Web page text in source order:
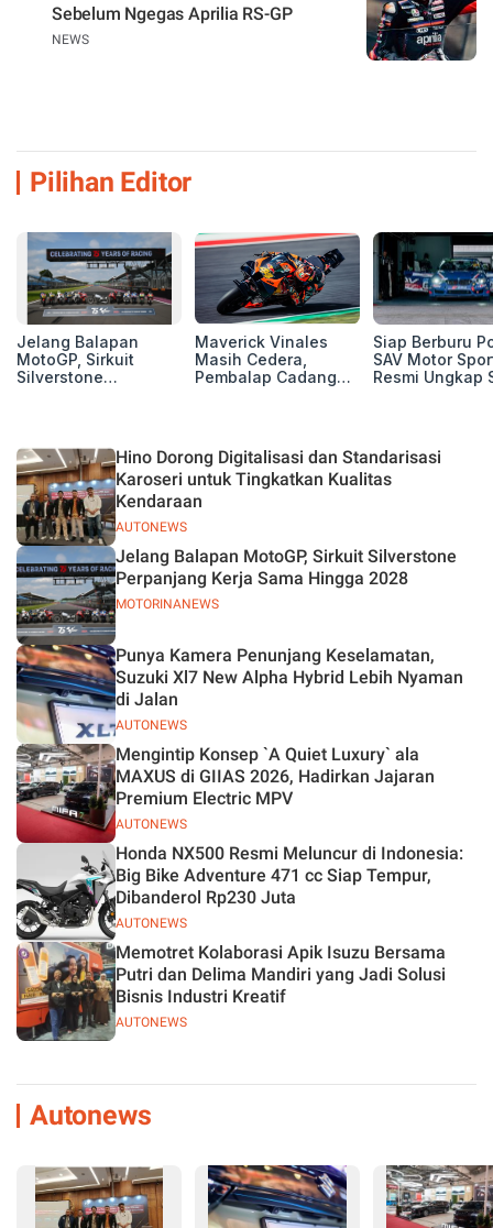
Sebelum Ngegas Aprilia RS-GP
NEWS
Pilihan Editor
Jelang Balapan
MotoGP, Sirkuit
Silverstone
Maverick Vinales
Masih Cedera,
Pembalap Cadangan
Siap Berburu
SAV Motor
Resmi Ungkap
AUTONEWS
Hino Dorong Digitalisasi dan Standarisasi
Karoseri untuk Tingkatkan Kualitas
Kendaraan
MOTORINANEWS
Jelang Balapan MotoGP, Sirkuit Silverstone
Perpanjang Kerja Sama Hingga 2028
AUTONEWS
Punya Kamera Penunjang Keselamatan,
Suzuki Xl7 New Alpha Hybrid Lebih Nyaman
di Jalan
AUTONEWS
Mengintip Konsep `A Quiet Luxury` ala
MAXUS di GIIAS 2026, Hadirkan Jajaran
Premium Electric MPV
AUTONEWS
Honda NX500 Resmi Meluncur di Indonesia:
Big Bike Adventure 471 cc Siap Tempur,
Dibanderol Rp230 Juta
AUTONEWS
Memotret Kolaborasi Apik Isuzu Bersama
Putri dan Delima Mandiri yang Jadi Solusi
Bisnis Industri Kreatif
Autonews